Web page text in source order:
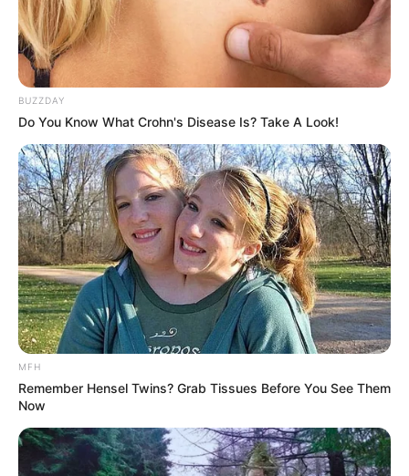
3. Percaya diri mengenakan kaos kaki putih yang warnanya
bertabrakan dengan pakaiannya
BUZZDAY
Do You Know What Crohn's Disease Is? Take A Look!
MFH
Remember Hensel Twins? Grab Tissues Before You See Them
Now